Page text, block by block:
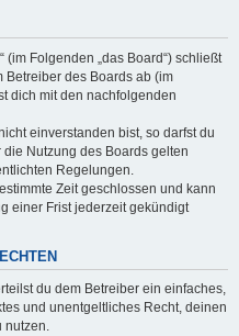
(im Folgenden „das Board“) schließt
Betreiber des Boards ab (im
dich mit den nachfolgenden
einverstanden bist, so darfst du
Nutzung des Boards gelten
Regelungen.
Zeit geschlossen und kann
einer Frist jederzeit gekündigt
du dem Betreiber ein einfaches,
und unentgeltliches Recht, deinen
nutzen.